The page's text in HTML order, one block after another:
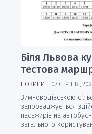
Біля Львова
тестова
НОВИНИ 07 СЕРПНЯ,
Зимноводівською
запроваджується
пасажирів на
загального